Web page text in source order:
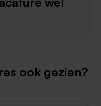
ook gezien?